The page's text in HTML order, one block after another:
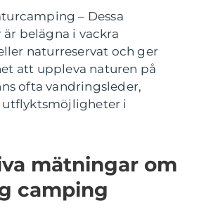
– Dessa
belägna i vackra
naturreservat och ger
att uppleva naturen på
ofta vandringsleder,
utflyktsmöjligheter i
mätningar om
camping